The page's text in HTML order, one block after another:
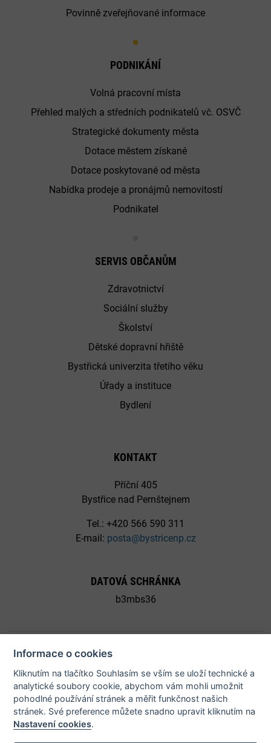
Informace o cookies
Kliknutím na tlačítko Souhlasím se vším se uloží technické a
analytické soubory cookie, abychom vám mohli umožnit
pohodlné používání stránek a měřit funkčnost našich
stránek. Své preference můžete snadno upravit kliknutím na
Nastavení cookies.
Povinně zveřejňované informace
PODNIKÁNÍ
Volná pracovní místa
Přehled malých a středních podnikatelů vč. OSVČ
Strategické dokumenty města
Dotace městem získané
Dotace poskytované od města
Nabídka prodeje a pronájmů nemovitostí
Podnikatel
SERVIS OBČANŮM
Zdravotnictví
Sociální služby
Školství
Dětské dopravní hřiště
Bystřická univerzita třetího věku
Úřady a instituce
Bydlení
KONTAKT
Příční 405
Bystřice nad Pernštejnem
Tel.: +420 566 590 311
E-mail: posta@bystricenp.cz
DATOVÁ SCHRÁNKA
b3mbs36
© 2026 Město Bystřice nad Pernštejnem - všechna práva
vyhrazena |Prohlášení o přístupnosti